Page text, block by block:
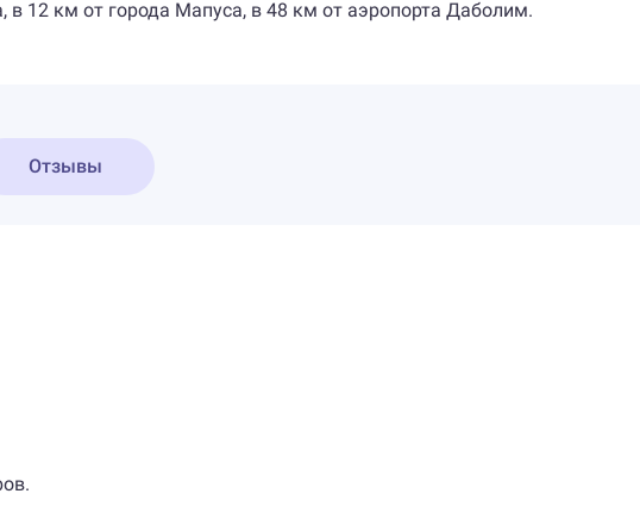
в 12 км от города Мапуса, в 48 км от аэропорта Даболим.
Отзывы